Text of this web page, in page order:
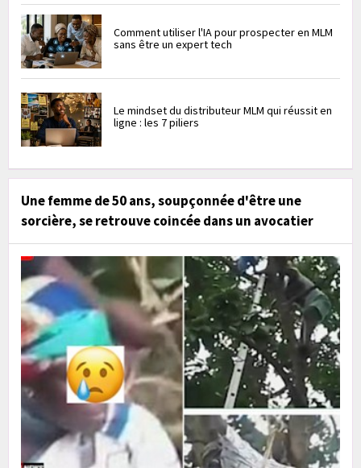
Comment utiliser l'IA pour prospecter en MLM
sans être un expert tech
Le mindset du distributeur MLM qui réussit en
ligne : les 7 piliers
Une femme de 50 ans, soupçonnée d'être une
sorcière, se retrouve coincée dans un avocatier